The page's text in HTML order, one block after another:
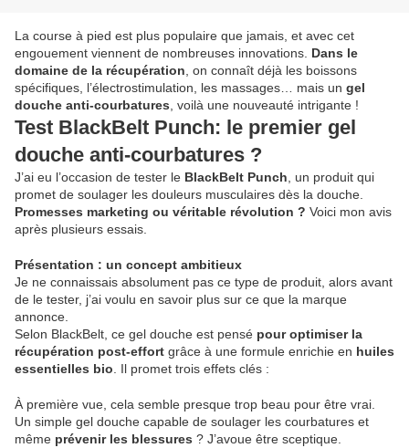
La course à pied est plus populaire que jamais, et avec cet
engouement viennent de nombreuses innovations. Dans le
domaine de la récupération , on connaît déjà les boissons
spécifiques, l’électrostimulation, les massages… mais un gel
douche anti-courbatures , voilà une nouveauté intrigante !
Test BlackBelt Punch: le premier gel
douche anti-courbatures ?
J’ai eu l’occasion de tester le BlackBelt Punch , un produit qui
promet de soulager les douleurs musculaires dès la douche.
Promesses marketing ou véritable révolution ? Voici mon avis
après plusieurs essais.
Présentation : un concept ambitieux
Je ne connaissais absolument pas ce type de produit, alors avant
de le tester, j’ai voulu en savoir plus sur ce que la marque
annonce.
Selon BlackBelt, ce gel douche est pensé pour optimiser la
récupération post-effort grâce à une formule enrichie en huiles
essentielles bio . Il promet trois effets clés :
À première vue, cela semble presque trop beau pour être vrai.
Un simple gel douche capable de soulager les courbatures et
même prévenir les blessures ? J’avoue être sceptique.